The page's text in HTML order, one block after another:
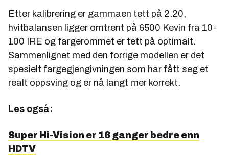
Etter kalibrering er gammaen tett på 2.20,
hvitbalansen ligger omtrent på 6500 Kevin fra 10-
100 IRE og fargerommet er tett på optimalt.
Sammenlignet med den forrige modellen er det
spesielt fargegjengivningen som har fått seg et
realt oppsving og er nå langt mer korrekt.
Les også:
Super Hi-Vision er 16 ganger bedre enn
HDTV